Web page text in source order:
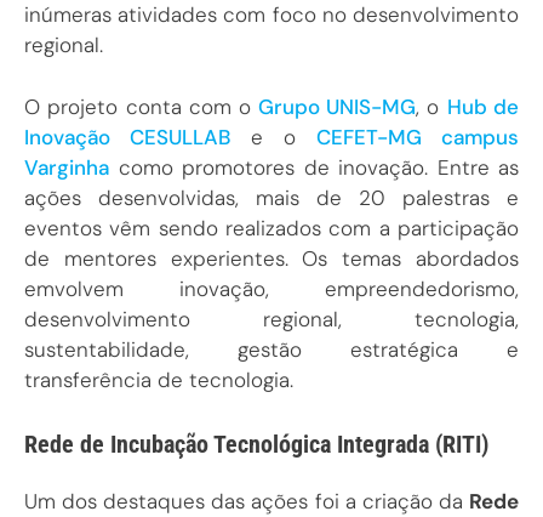
inúmeras atividades com foco no desenvolvimento
regional.
O projeto conta com o Grupo UNIS-MG, o Hub de
Inovação CESULLAB e o CEFET-MG campus
Varginha como promotores de inovação. Entre as
ações desenvolvidas, mais de 20 palestras e
eventos vêm sendo realizados com a participação
de mentores experientes. Os temas abordados
emvolvem inovação, empreendedorismo,
desenvolvimento regional, tecnologia,
sustentabilidade, gestão estratégica e
transferência de tecnologia.
Rede de Incubação Tecnológica Integrada (RITI)
Um dos destaques das ações foi a criação da Rede